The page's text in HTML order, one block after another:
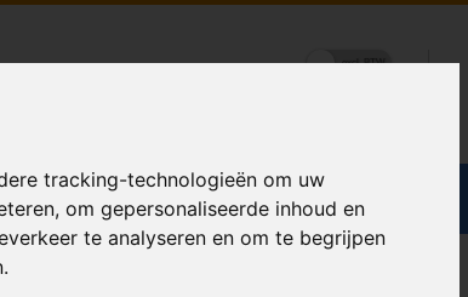
tracking-technologieën om uw
om gepersonaliseerde inhoud en
te analyseren en om te begrijpen
heel Nederland
VERHUUR BEDRUKKEN ACCESSOIRES